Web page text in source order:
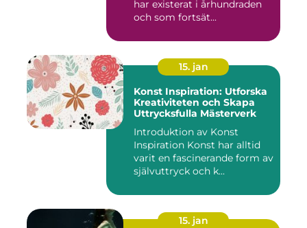
har existerat i århundraden
och som fortsät...
15. jan
Konst Inspiration: Utforska
Kreativiteten och Skapa
Uttrycksfulla Mästerverk
Introduktion av Konst
Inspiration Konst har alltid
varit en fascinerande form av
självuttryck och k...
15. jan